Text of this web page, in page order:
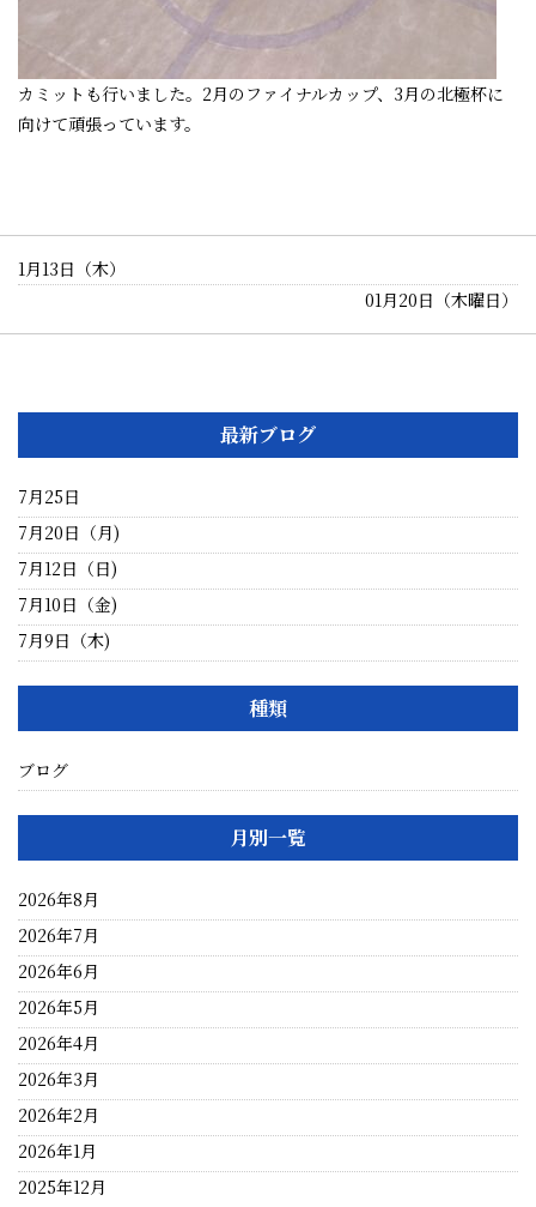
カミットも行いました。2月のファイナルカップ、3月の北極杯に
向けて頑張っています。
1月13日（木）
01月20日（木曜日）
最新ブログ
7月25日
7月20日（月)
7月12日（日)
7月10日（金)
7月9日（木)
種類
ブログ
月別一覧
2026年8月
2026年7月
2026年6月
2026年5月
2026年4月
2026年3月
2026年2月
2026年1月
2025年12月